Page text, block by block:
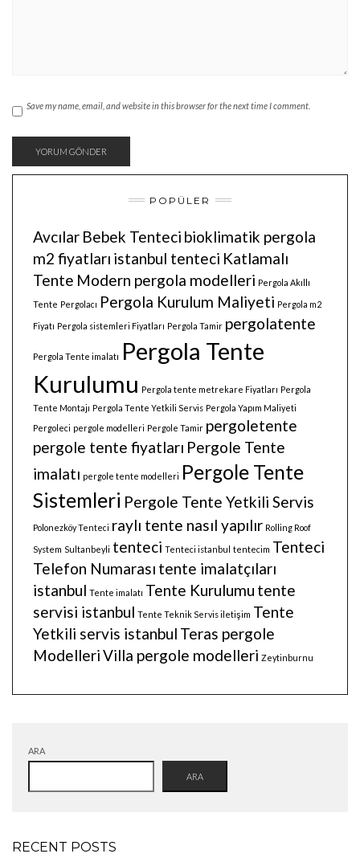
Save my name, email, and website in this browser for the next time I comment.
POPÜLER
Avcılar Bebek Tenteci bioklimatik pergola
m2 fiyatları istanbul tenteci Katlamalı
Tente Modern pergola modelleri Pergola Akıllı
Tente Pergolacı Pergola Kurulum Maliyeti Pergola m2
Fiyatı Pergola sistemleri Fiyatları Pergola Tamir pergolatente
Pergola Tente imalatı Pergola Tente
Kurulumu Pergola tente metrekare Fiyatları Pergola
Tente Montajı Pergola Tente Yetkili Servis Pergola Yapım Maliyeti
Pergoleci pergole modelleri Pergole Tamir pergoletente
pergole tente fiyatları Pergole Tente
imalatı pergole tente modelleri Pergole Tente
Sistemleri Pergole Tente Yetkili Servis
Polonezköy Tenteci raylı tente nasıl yapılır Rolling Roof
System Sultanbeyli tenteci Tenteci istanbul tentecim Tenteci
Telefon Numarası tente imalatçıları
istanbul Tente imalatı Tente Kurulumu tente
servisi istanbul Tente Teknik Servis iletişim Tente
Yetkili servis istanbul Teras pergole
ModelleriVilla pergole modelleri Zeytinburnu
ARA
ARA
RECENT POSTS